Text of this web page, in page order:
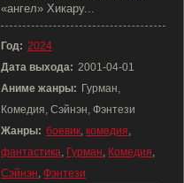
«ангел» Хикару...
Год: 2024
Дата выхода: 2001-04-01
Аниме жанры: Гурман,
Комедия, Сэйнэн, Фэнтези
Жанры: боевик, комедия,
фантастика, Гурман, Комедия,
Сэйнэн, Фэнтези